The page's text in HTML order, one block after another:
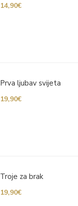
14,90€
Prva ljubav svijeta
19,90€
Troje za brak
19,90€